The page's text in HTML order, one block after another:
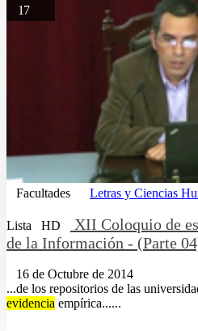
17
Facultades Letras y Ciencias
Lista HD
XII Coloquio de
de la Información - (Parte
16 de Octubre de 2014
...de los repositorios de las
evidencia empírica......